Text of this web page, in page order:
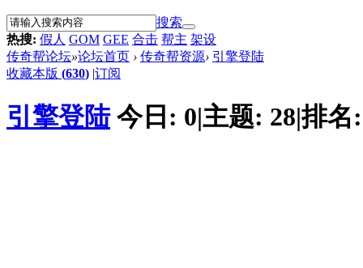
搜索
热搜: 假人 GOM GEE 合击 帮主 架设
传奇帮论坛»论坛首页 › 传奇帮资源› 引擎登陆
收藏本版 (630) |订阅
引擎登陆 今日: 0|主题: 28|排